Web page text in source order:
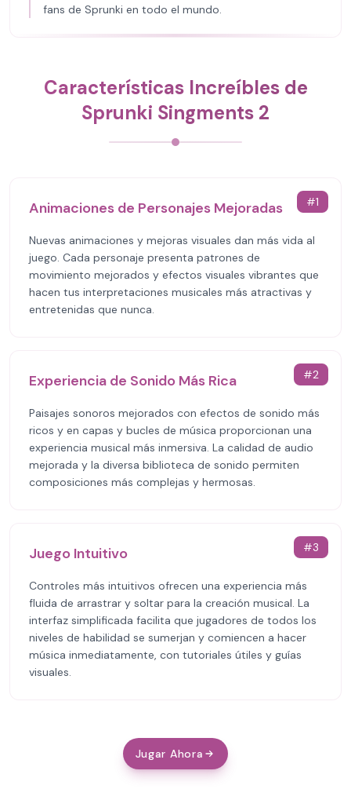
fans de Sprunki en todo el mundo.
Características Increíbles de
Sprunki Singments 2
#1
Animaciones de Personajes Mejoradas
Nuevas animaciones y mejoras visuales dan más vida al
juego. Cada personaje presenta patrones de
movimiento mejorados y efectos visuales vibrantes que
hacen tus interpretaciones musicales más atractivas y
entretenidas que nunca.
#2
Experiencia de Sonido Más Rica
Paisajes sonoros mejorados con efectos de sonido más
ricos y en capas y bucles de música proporcionan una
experiencia musical más inmersiva. La calidad de audio
mejorada y la diversa biblioteca de sonido permiten
composiciones más complejas y hermosas.
#3
Juego Intuitivo
Controles más intuitivos ofrecen una experiencia más
fluida de arrastrar y soltar para la creación musical. La
interfaz simplificada facilita que jugadores de todos los
niveles de habilidad se sumerjan y comiencen a hacer
música inmediatamente, con tutoriales útiles y guías
visuales.
Jugar Ahora